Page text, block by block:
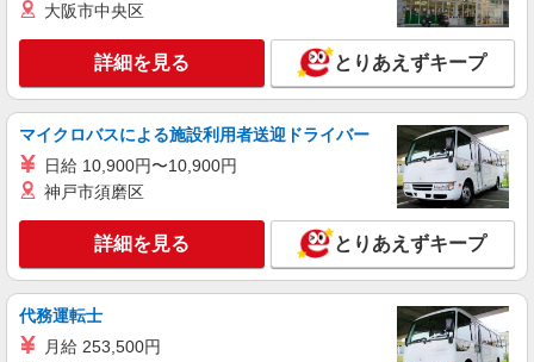
大阪市中央区
詳細を見る とりあえずキープ
マイクロバスによる施設利用者送迎ドライバー
日給 10,900円〜10,900円
神戸市須磨区
詳細を見る とりあえずキープ
代務運転士
月給 253,500円